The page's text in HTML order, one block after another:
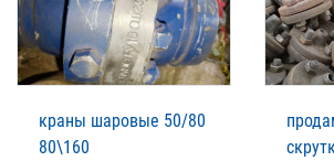
краны шаровые 50/80
80\160